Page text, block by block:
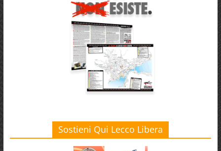
Sostieni Qui Lecco Libera